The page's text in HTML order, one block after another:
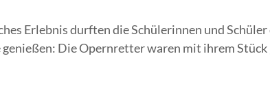
Erlebnis durften die Schülerinnen und
Die Opernretter waren mit ihrem Stück